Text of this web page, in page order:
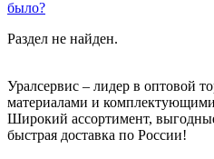
было?
Раздел не найден.
Уралсервис – лидер в оптовой
материалами и
Широкий ассортимент,
быстрая доставка по России!